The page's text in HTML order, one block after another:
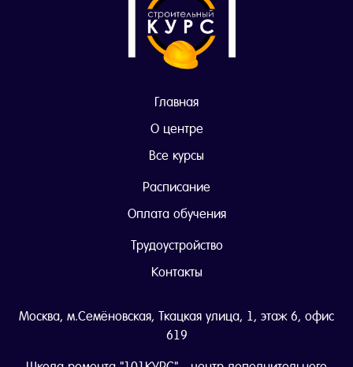
Главная
О центре
Все курсы
Расписание
Оплата обучения
Трудоустройство
Контакты
Москва, м.Семёновская, Ткацкая улица, 1, этаж 6, офис
619